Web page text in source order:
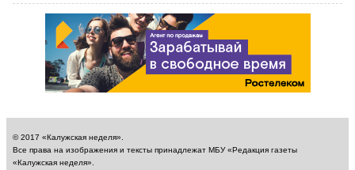
© 2017 «Калужская неделя».
Все права на изображения и тексты принадлежат МБУ «Редакция газеты
«Калужская неделя».